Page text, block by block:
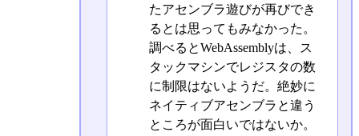
たアセンブラ遊びが再びでき
るとは思ってもみなかった。
調べるとWebAssemblyは、ス
タックマシンでレジスタの数
に制限はないようだ。絶妙に
ネイティブアセンブラと違う
ところが面白いではないか。